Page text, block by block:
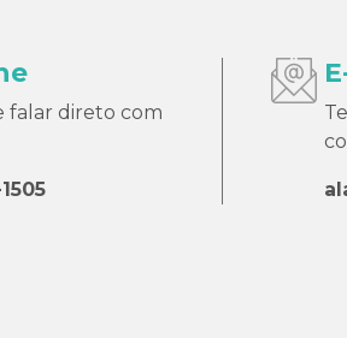
falar direto com